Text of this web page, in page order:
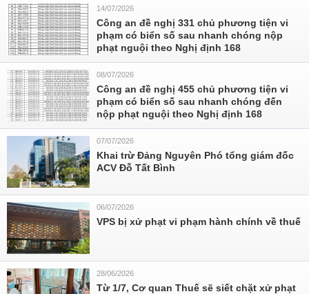
14/07/2026
Công an đề nghị 331 chủ phương tiện vi
phạm có biển số sau nhanh chóng nộp
phạt nguội theo Nghị định 168
08/07/2026
Công an đề nghị 455 chủ phương tiện vi
phạm có biển số sau nhanh chóng đến
nộp phạt nguội theo Nghị định 168
07/07/2026
Khai trừ Đảng Nguyên Phó tổng giám đốc
ACV Đỗ Tất Bình
06/07/2026
VPS bị xử phạt vi phạm hành chính về thuế
28/06/2026
Từ 1/7, Cơ quan Thuế sẽ siết chặt xử phạt